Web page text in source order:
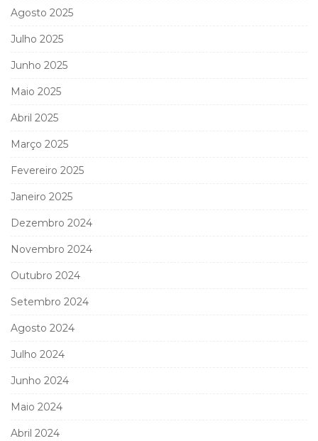
Agosto 2025
Julho 2025
Junho 2025
Maio 2025
Abril 2025
Março 2025
Fevereiro 2025
Janeiro 2025
Dezembro 2024
Novembro 2024
Outubro 2024
Setembro 2024
Agosto 2024
Julho 2024
Junho 2024
Maio 2024
Abril 2024